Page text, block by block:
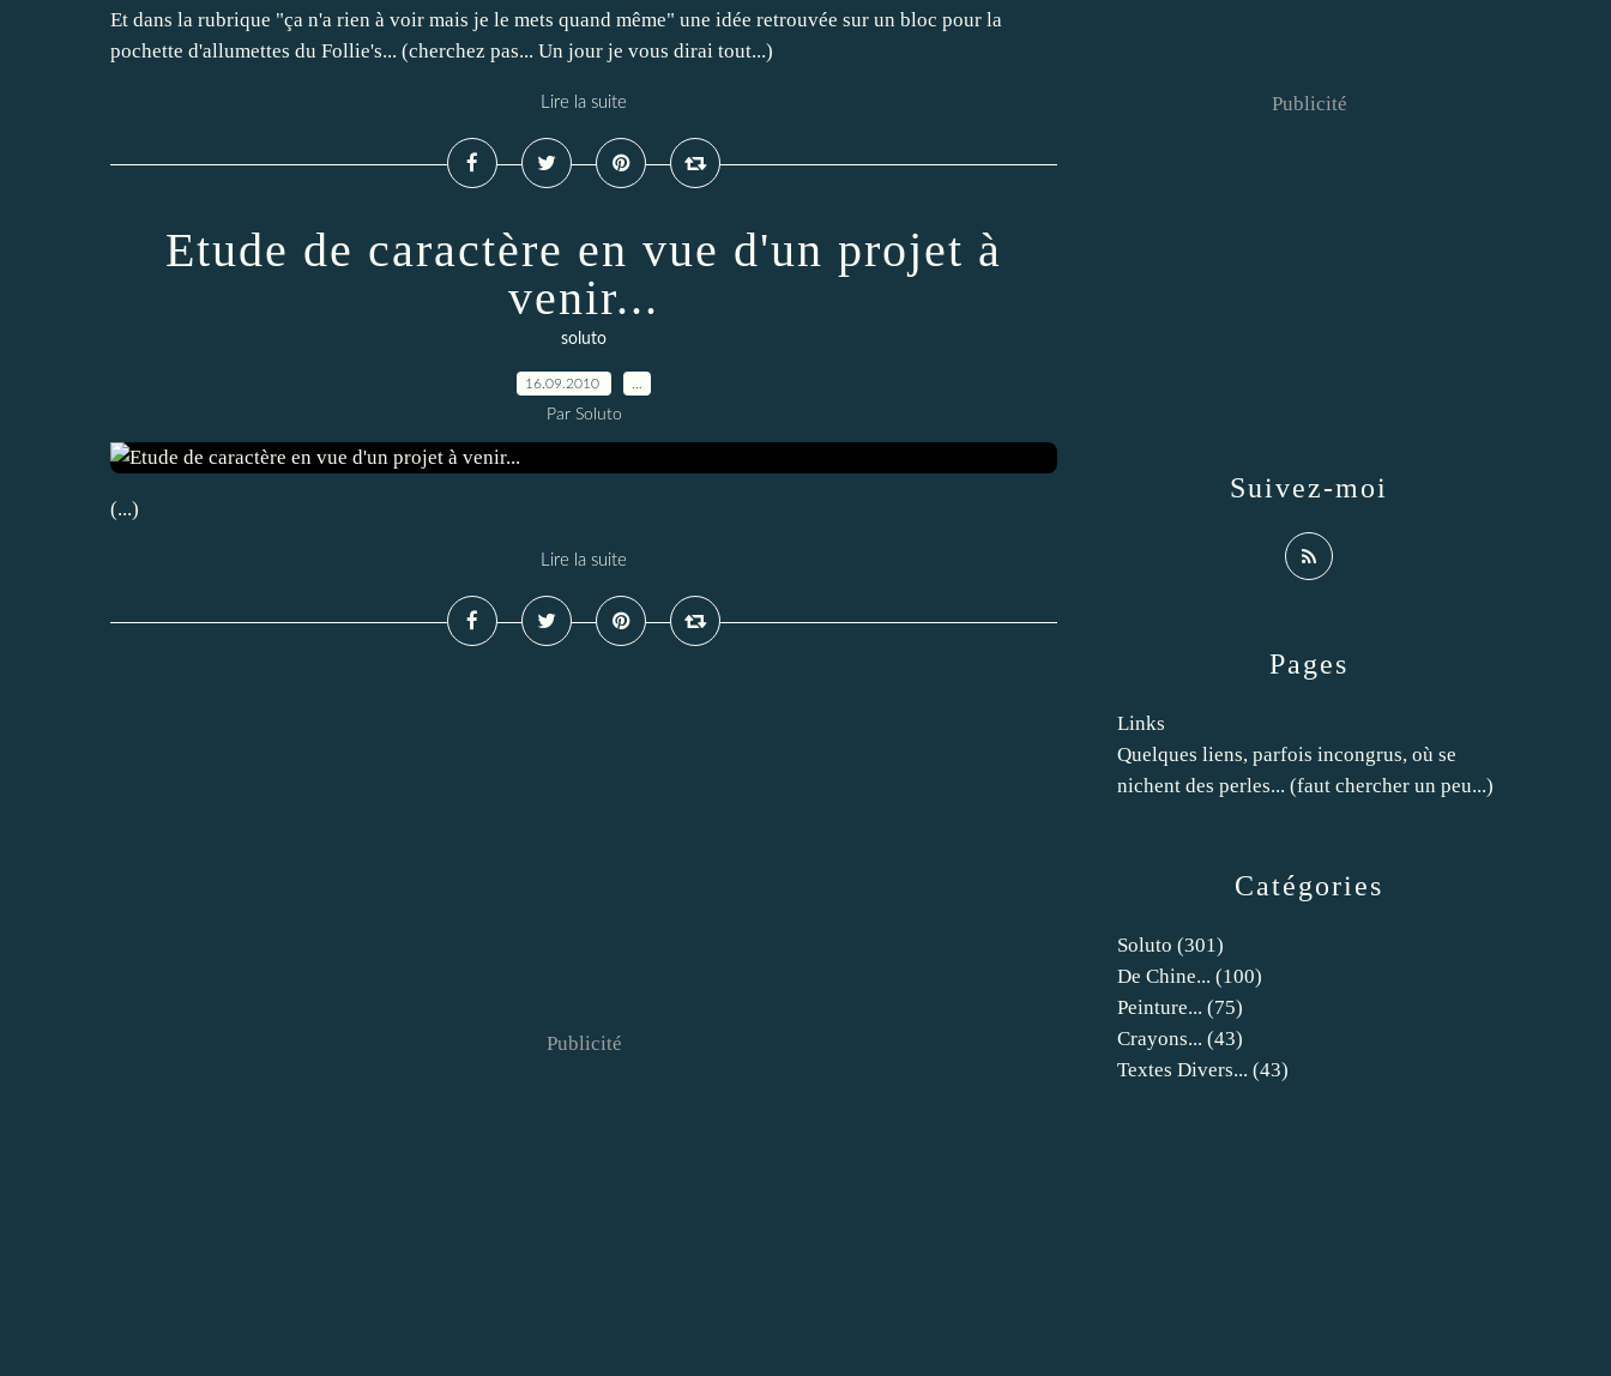
Et dans la rubrique "ça n'a rien à voir mais je le mets quand même" une idée retrouvée sur un bloc pour la
pochette d'allumettes du Follie's... (cherchez pas... Un jour je vous dirai tout...)
Lire la suite
Etude de caractère en vue d'un projet à
venir...
soluto
16.09.2010
Par Soluto
(...)
Lire la suite
Publicité
Catégories
Soluto (301)
De Chine... (100)
Peinture... (75)
Crayons... (43)
Textes Divers... (43)
Pages
Links
Quelques liens, parfois incongrus, où se
nichent des perles... (faut chercher un peu...)
Suivez-moi
Publicité